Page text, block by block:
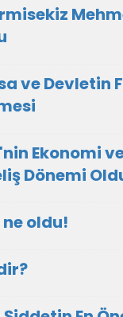
ve Devletin
Ekonomi
Dönemi
oldu!